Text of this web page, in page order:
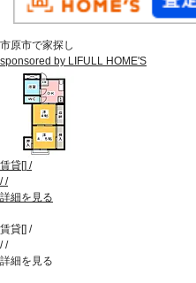
市原市で家探し
sponsored by LIFULL HOME'S
賃貸[] /
//
詳細を見る
賃貸[] /
//
詳細を見る